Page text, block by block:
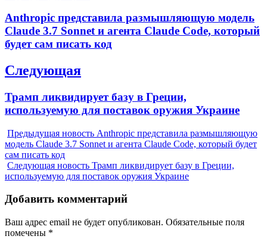
записям
Previous
post:
Anthropic представила размышляющую модель
Claude 3.7 Sonnet и агента Claude Code, который
будет сам писать код
Следующая
Next
post:
Трамп ликвидирует базу в Греции,
используемую для поставок оружия Украине
Предыдущая новость Anthropic представила размышляющую
модель Claude 3.7 Sonnet и агента Claude Code, который будет
сам писать код
Следующая новость Трамп ликвидирует базу в Греции,
используемую для поставок оружия Украине
Добавить комментарий
Ваш адрес email не будет опубликован. Обязательные поля
помечены *